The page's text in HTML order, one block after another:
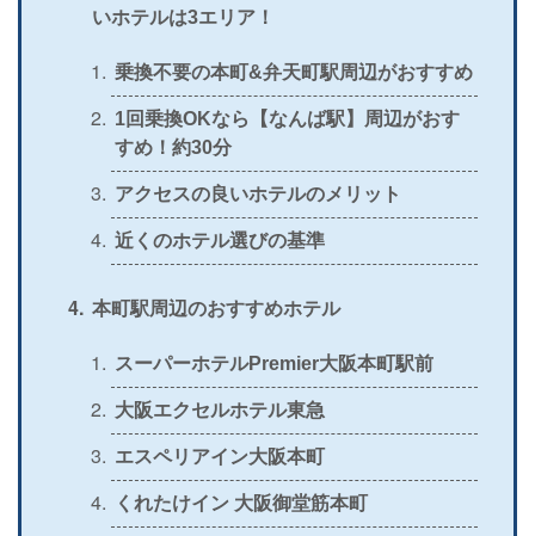
＞公式 ×
＞公式 〇 〇 × 〇
＞公式 × 〇 ×
×
＞公式 〇 × 〇 ×
いホテルは3エリア！
乗換不要の本町&弁天町駅周辺がおすすめ
1回乗換OKなら【なんば駅】周辺がおす
すめ！約30分
アクセスの良いホテルのメリット
近くのホテル選びの基準
本町駅周辺のおすすめホテル
スーパーホテルPremier大阪本町駅前
大阪エクセルホテル東急
エスペリアイン大阪本町
くれたけイン 大阪御堂筋本町